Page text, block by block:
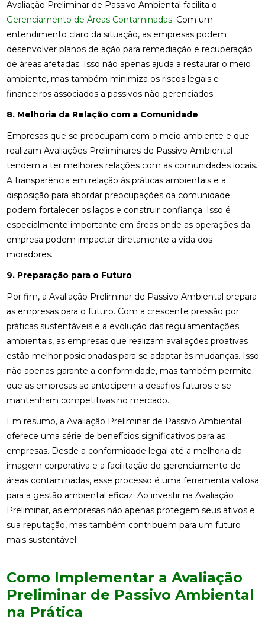
Avaliação Preliminar de Passivo Ambiental facilita o
Gerenciamento de Áreas Contaminadas. Com um
entendimento claro da situação, as empresas podem
desenvolver planos de ação para remediação e recuperação
de áreas afetadas. Isso não apenas ajuda a restaurar o meio
ambiente, mas também minimiza os riscos legais e
financeiros associados a passivos não gerenciados.
8. Melhoria da Relação com a Comunidade
Empresas que se preocupam com o meio ambiente e que
realizam Avaliações Preliminares de Passivo Ambiental
tendem a ter melhores relações com as comunidades locais.
A transparência em relação às práticas ambientais e a
disposição para abordar preocupações da comunidade
podem fortalecer os laços e construir confiança. Isso é
especialmente importante em áreas onde as operações da
empresa podem impactar diretamente a vida dos
moradores.
9. Preparação para o Futuro
Por fim, a Avaliação Preliminar de Passivo Ambiental prepara
as empresas para o futuro. Com a crescente pressão por
práticas sustentáveis e a evolução das regulamentações
ambientais, as empresas que realizam avaliações proativas
estão melhor posicionadas para se adaptar às mudanças. Isso
não apenas garante a conformidade, mas também permite
que as empresas se antecipem a desafios futuros e se
mantenham competitivas no mercado.
Em resumo, a Avaliação Preliminar de Passivo Ambiental
oferece uma série de benefícios significativos para as
empresas. Desde a conformidade legal até a melhoria da
imagem corporativa e a facilitação do gerenciamento de
áreas contaminadas, esse processo é uma ferramenta valiosa
para a gestão ambiental eficaz. Ao investir na Avaliação
Preliminar, as empresas não apenas protegem seus ativos e
sua reputação, mas também contribuem para um futuro
mais sustentável.
Como Implementar a Avaliação
Preliminar de Passivo Ambiental
na Prática